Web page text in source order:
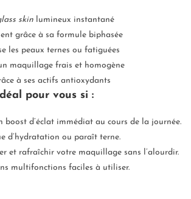
skin lumineux instantané
grâce à sa formule biphasée
les peaux ternes ou fatiguées
maquillage frais et homogène
à ses actifs antioxydants
pour vous si :
boost d’éclat immédiat au cours de la journée.
d’hydratation ou paraît terne.
et rafraîchir votre maquillage sans l’alourdir.
multifonctions faciles à utiliser.